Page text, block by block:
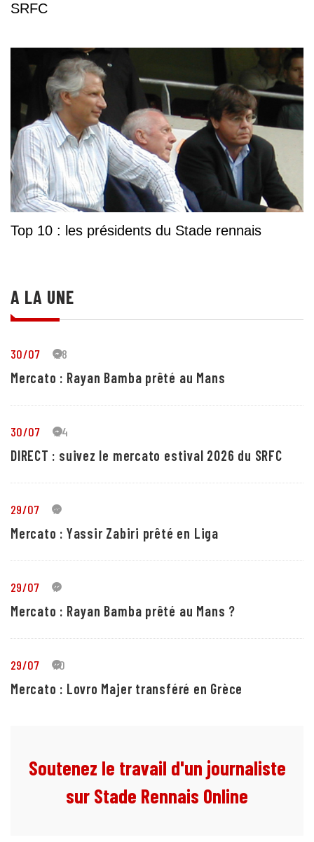
SRFC
Top 10 : les présidents du Stade rennais
A LA UNE
30/07 28
Mercato : Rayan Bamba prêté au Mans
30/07 24
DIRECT : suivez le mercato estival 2026 du SRFC
29/07 5
Mercato : Yassir Zabiri prêté en Liga
29/07 1
Mercato : Rayan Bamba prêté au Mans ?
29/07 10
Mercato : Lovro Majer transféré en Grèce
Soutenez le travail d'un journaliste
sur Stade Rennais Online